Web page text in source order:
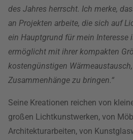
des Jahres herrscht. Ich merke,
an Projekten arbeite, die sich auf
ein Hauptgrund für mein Interesse
ermöglicht mit ihrer kompakten
kostengünstigen
Zusammenhänge zu bringen.“
Seine Kreationen reichen von
großen Lichtkunstwerken, von
Architekturarbeiten, von